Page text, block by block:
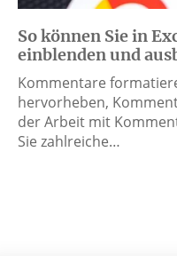
So können Sie in
einblenden und
Kommentare
hervorheben,
der Arbeit mit
Sie zahlreiche…